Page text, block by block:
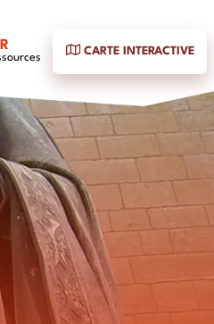
CARTE INTERACTIVE